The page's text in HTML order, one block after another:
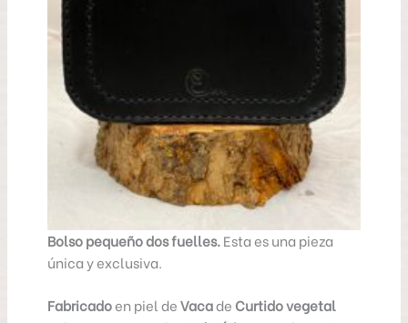
Bolso pequeño dos fuelles.Esta es una pieza
única y exclusiva.
Fabricadoen piel deVacade Curtido vegetal